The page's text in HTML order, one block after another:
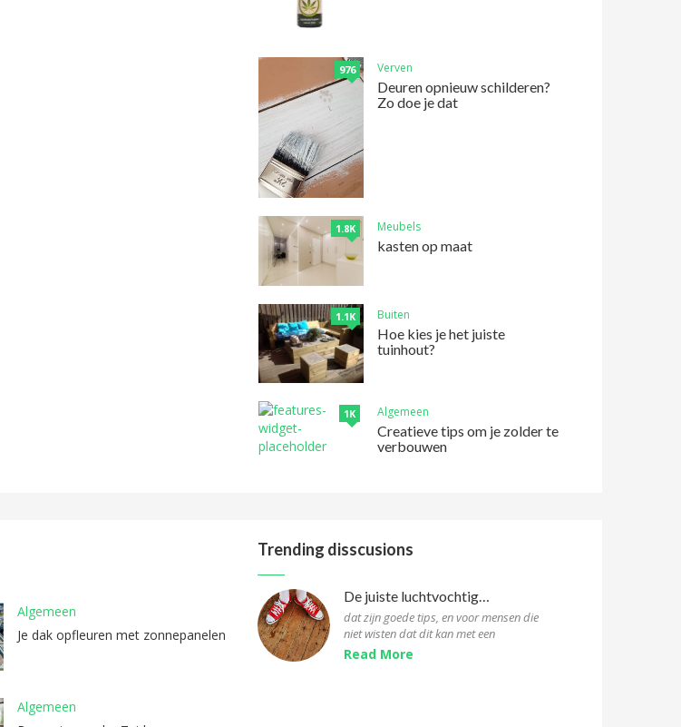
976 Verven
Deuren opnieuw schilderen?
Zo doe je dat
1.8K Meubels
kasten op maat
1.1K Buiten
Hoe kies je het juiste
tuinhout?
1K Algemeen
Creatieve tips om je zolder te
verbouwen
Algemeen
Je dak opfleuren met zonnepanelen
Algemeen
Trending disscusions
dat zijn goede tips, en voor mensen die
niet wisten dat dit kan met een
hygrometer, ook bij wat je kan doen bij een
Read More